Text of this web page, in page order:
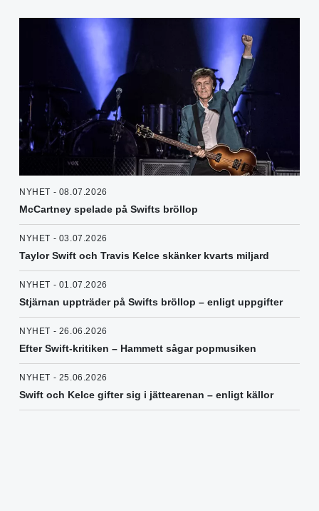
NYHET - 08.07.2026
McCartney spelade på Swifts bröllop
NYHET - 03.07.2026
Taylor Swift och Travis Kelce skänker kvarts miljard
NYHET - 01.07.2026
Stjärnan uppträder på Swifts bröllop – enligt uppgifter
NYHET - 26.06.2026
Efter Swift-kritiken – Hammett sågar popmusiken
NYHET - 25.06.2026
Swift och Kelce gifter sig i jättearenan – enligt källor